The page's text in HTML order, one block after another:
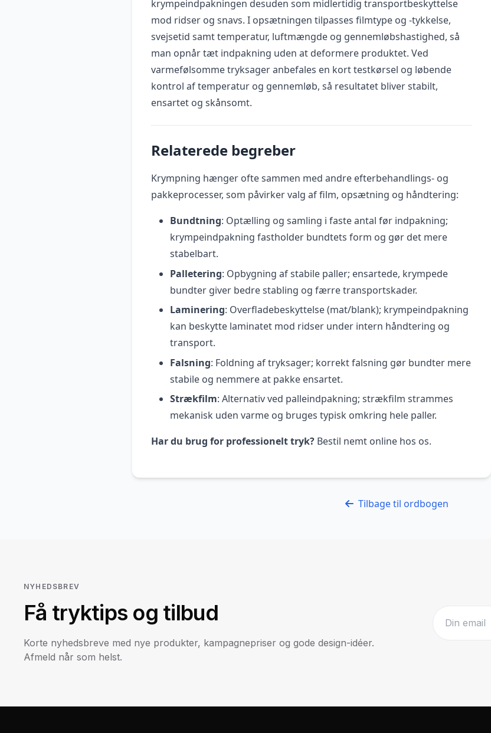
krympeindpakningen desuden som midlertidig transportbeskyttelse
mod ridser og snavs. I opsætningen tilpasses filmtype og -tykkelse,
svejsetid samt temperatur, luftmængde og gennemløbshastighed, så
man opnår tæt indpakning uden at deformere produktet. Ved
varmefølsomme tryksager anbefales en kort testkørsel og løbende
kontrol af temperatur og gennemløb, så resultatet bliver stabilt,
ensartet og skånsomt.
Relaterede begreber
Krympning hænger ofte sammen med andre efterbehandlings- og
pakkeprocesser, som påvirker valg af film, opsætning og håndtering:
Bundtning: Optælling og samling i faste antal før indpakning;
krympeindpakning fastholder bundtets form og gør det mere
stabelbart.
Palletering: Opbygning af stabile paller; ensartede, krympede
bundter giver bedre stabling og færre transportskader.
Laminering: Overfladebeskyttelse (mat/blank); krympeindpakning
kan beskytte laminatet mod ridser under intern håndtering og
transport.
Falsning: Foldning af tryksager; korrekt falsning gør bundter mere
stabile og nemmere at pakke ensartet.
Strækfilm: Alternativ ved palleindpakning; strækfilm strammes
mekanisk uden varme og bruges typisk omkring hele paller.
Har du brug for professionelt tryk? Bestil nemt online hos os.
Tilbage til ordbogen
NYHEDSBREV
Få tryktips og tilbud
Korte nyhedsbreve med nye produkter, kampagnepriser og gode design-idéer.
Afmeld når som helst.